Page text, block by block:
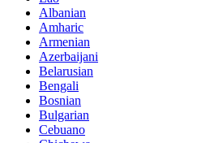
Albanian
Amharic
Armenian
Azerbaijani
Belarusian
Bengali
Bosnian
Bulgarian
Cebuano